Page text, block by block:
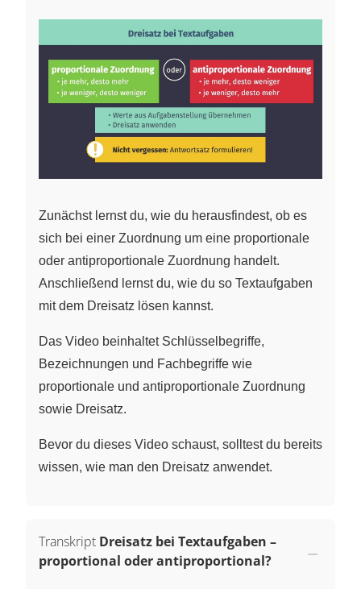
Zunächst lernst du, wie du herausfindest, ob es
sich bei einer Zuordnung um eine proportionale
oder antiproportionale Zuordnung handelt.
Anschließend lernst du, wie du so Textaufgaben
mit dem Dreisatz lösen kannst.
Das Video beinhaltet Schlüsselbegriffe,
Bezeichnungen und Fachbegriffe wie
proportionale und antiproportionale Zuordnung
sowie Dreisatz.
Bevor du dieses Video schaust, solltest du bereits
wissen, wie man den Dreisatz anwendet.
Transkript Dreisatz bei Textaufgaben –
proportional oder antiproportional?